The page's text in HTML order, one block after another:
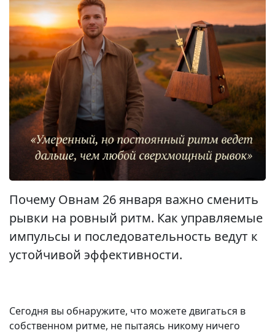
Почему Овнам 26 января важно сменить
рывки на ровный ритм. Как управляемые
импульсы и последовательность ведут к
устойчивой эффективности.
Сегодня вы обнаружите, что можете двигаться в
собственном ритме, не пытаясь никому ничего